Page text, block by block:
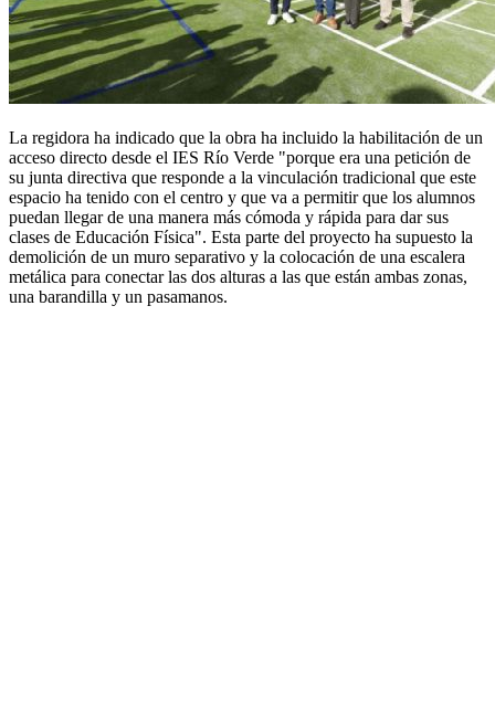
La regidora ha indicado que la obra ha incluido la habilitación de un
acceso directo desde el IES Río Verde "porque era una petición de
su junta directiva que responde a la vinculación tradicional que este
espacio ha tenido con el centro y que va a permitir que los alumnos
puedan llegar de una manera más cómoda y rápida para dar sus
clases de Educación Física". Esta parte del proyecto ha supuesto la
demolición de un muro separativo y la colocación de una escalera
metálica para conectar las dos alturas a las que están ambas zonas,
una barandilla y un pasamanos.